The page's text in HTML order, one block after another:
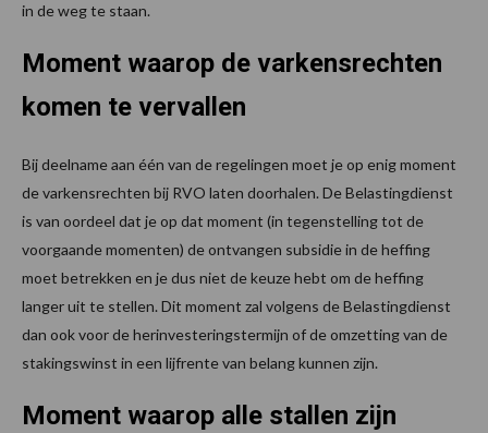
in de weg te staan.
Moment waarop de varkensrechten
komen te vervallen
Bij deelname aan één van de regelingen moet je op enig moment
de varkensrechten bij RVO laten doorhalen. De Belastingdienst
is van oordeel dat je op dat moment (in tegenstelling tot de
voorgaande momenten) de ontvangen subsidie in de heffing
moet betrekken en je dus niet de keuze hebt om de heffing
langer uit te stellen. Dit moment zal volgens de Belastingdienst
dan ook voor de herinvesteringstermijn of de omzetting van de
stakingswinst in een lijfrente van belang kunnen zijn.
Moment waarop alle stallen zijn